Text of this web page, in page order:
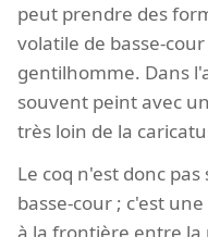
peut prendre des
volatile de basse-
gentilhomme. Dans
souvent peint avec
très loin de la
Le coq n'est donc
basse-cour ; c'est